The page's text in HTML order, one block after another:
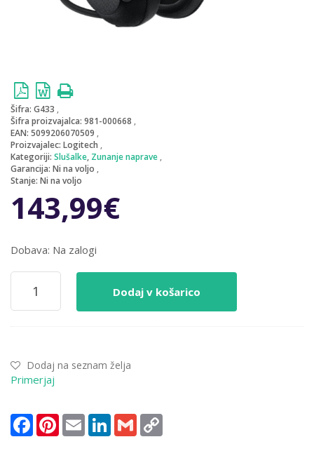
Šifra: G433
Šifra proizvajalca: 981-000668
EAN: 5099206070509
Proizvajalec: Logitech
Kategoriji: Slušalke, Zunanje naprave
Garancija: Ni na voljo
Stanje: Ni na voljo
143,99€
Dobava: Na zalogi
Slušalke
Logitech
3.5
mikrofonom
(981-
Dodaj v košarico
Dodaj na seznam želja
Primerjaj
FacebookPinterest
Email LinkedInGmail